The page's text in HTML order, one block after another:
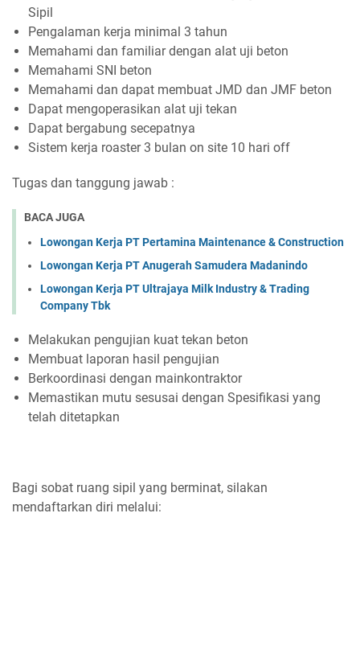
Sipil
Pengalaman kerja minimal 3 tahun
Memahami dan familiar dengan alat uji beton
Memahami SNI beton
Memahami dan dapat membuat JMD dan JMF beton
Dapat mengoperasikan alat uji tekan
Dapat bergabung secepatnya
Sistem kerja roaster 3 bulan on site 10 hari off
Tugas dan tanggung jawab :
BACA JUGA
Lowongan Kerja PT Pertamina Maintenance & Construction
Lowongan Kerja PT Anugerah Samudera Madanindo
Lowongan Kerja PT Ultrajaya Milk Industry & Trading
Company Tbk
Melakukan pengujian kuat tekan beton
Membuat laporan hasil pengujian
Berkoordinasi dengan mainkontraktor
Memastikan mutu sesusai dengan Spesifikasi yang
telah ditetapkan
Bagi sobat ruang sipil yang berminat, silakan
mendaftarkan diri melalui: